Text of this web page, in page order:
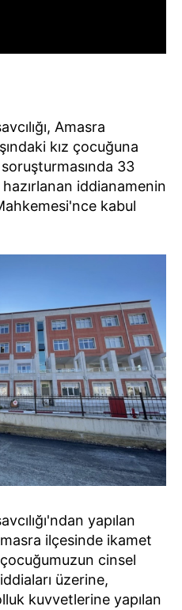
Amasra
kız çocuğuna
33
hazırlanan iddianamenin
kabul
yapılan
ilçesinde ikamet
cinsel
üzerine,
kuvvetlerine yapılan